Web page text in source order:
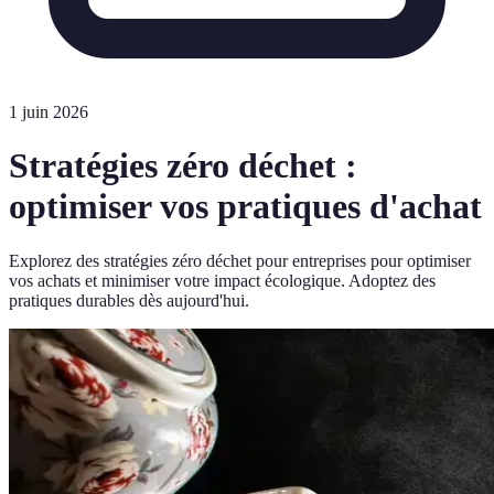
1 juin 2026
Stratégies zéro déchet :
optimiser vos pratiques d'achat
Explorez des stratégies zéro déchet pour entreprises pour optimiser
vos achats et minimiser votre impact écologique. Adoptez des
pratiques durables dès aujourd'hui.